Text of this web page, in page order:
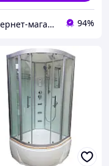
Интернет-магазин Строй Дом 94%